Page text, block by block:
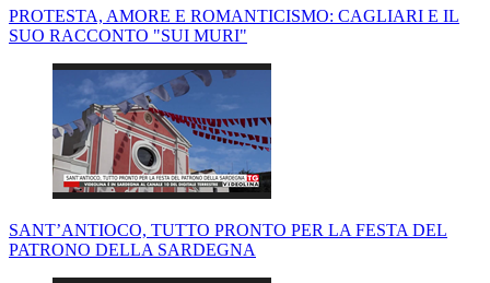
PROTESTA, AMORE E ROMANTICISMO: CAGLIARI E IL
SUO RACCONTO "SUI MURI"
SANT’ANTIOCO, TUTTO PRONTO PER LA FESTA DEL
PATRONO DELLA SARDEGNA